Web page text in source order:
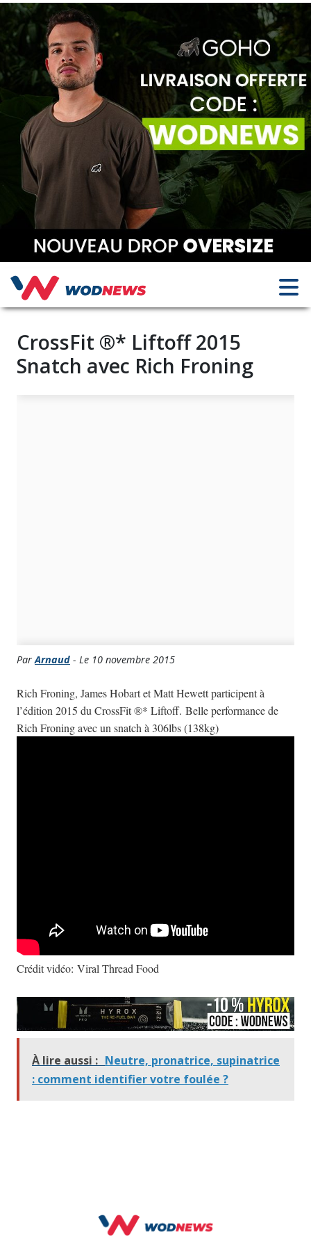
CrossFit ®* Liftoff 2015
Snatch avec Rich Froning
ParArnaud - Le 10 novembre 2015
Rich Froning, James Hobart et Matt Hewett participent à
l’édition 2015 du CrossFit ®* Liftoff. Belle performance de
Rich Froning avec un snatch à 306lbs (138kg)
Crédit vidéo: Viral Thread Food
À lire aussi : Neutre, pronatrice, supinatrice
: comment identifier votre foulée ?